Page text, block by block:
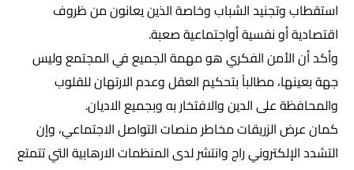
استقطاب وتجنيد الشباب وخاصة الذين يعانون من ظروف
اقتصادية أو نفسية أواجتماعية صعبة.
وأكد أن الأمن الفكري هو مهمة الجميع في المجتمع وليس
جهة بعينها، مطالباً بتحكيم العقل وعدم الارتهان للقلوب
والمحافظة على الدين والافتخار به وبجميع الاديان.
كمان عرض الزريقات مخاطر منصات التواصل الاجتماعي، وإن
التشدد الإلكتروني راج وانتشر لدى المنظمات الارهابية التي تتمتع